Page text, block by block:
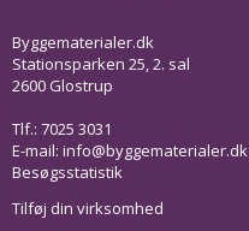
Byggematerialer.dk
Stationsparken 25, 2. sal
2600 Glostrup
Tlf.: 7025 3031
E-mail: info@byggematerialer.dk
Besøgsstatistik
Tilføj din virksomhed